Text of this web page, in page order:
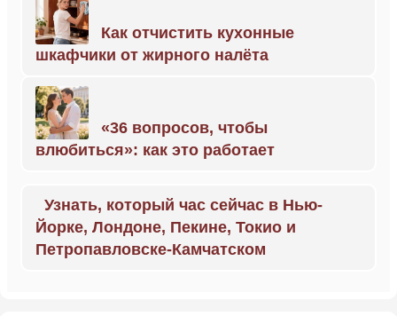
Как отчистить кухонные
шкафчики от жирного налёта
«36 вопросов, чтобы
влюбиться»: как это работает
Узнать, который час сейчас в Нью-
Йорке, Лондоне, Пекине, Токио и
Петропавловске-Камчатском